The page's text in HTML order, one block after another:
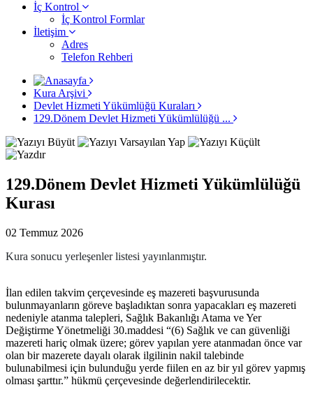
İç Kontrol
İç Kontrol Formlar
İletişim
Adres
Telefon Rehberi
Kura Arşivi
Devlet Hizmeti Yükümlüğü Kuraları
129.Dönem Devlet Hizmeti Yükümlülüğü ...
129.Dönem Devlet Hizmeti Yükümlülüğü
Kurası
02 Temmuz 2026
Kura sonucu yerleşenler listesi yayınlanmıştır.
İlan edilen takvim çerçevesinde eş mazereti başvurusunda
bulunmayanların göreve başladıktan sonra yapacakları eş mazereti
nedeniyle atanma talepleri, Sağlık Bakanlığı Atama ve Yer
Değiştirme Yönetmeliği 30.maddesi “(6) Sağlık ve can güvenliği
mazereti hariç olmak üzere; görev yapılan yere atanmadan önce var
olan bir mazerete dayalı olarak ilgilinin nakil talebinde
bulunabilmesi için bulunduğu yerde fiilen en az bir yıl görev yapmış
olması şarttır.” hükmü çerçevesinde değerlendirilecektir.